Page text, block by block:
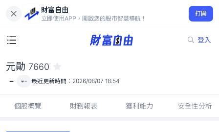
財富自由
立即使用APP，開啟您的股市智慧導航！
打開
登入
-
元勛 7660
- - 最近更新時間： 2026/08/07 18:54
個股概覽 財務報表 獲利能力 安全性分析